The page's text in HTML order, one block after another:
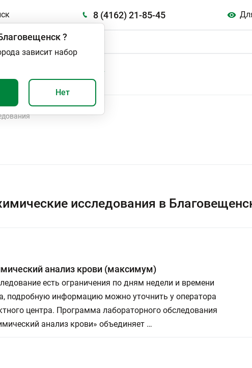
8 (4162) 21-85-45
?
зависит набор
Нет
исследования в
анализ крови (максимум)
есть ограничения по дням недели и времени
подробную информацию можно уточнить у оператора
центра. Программа лабораторного обследования
анализ крови» объединяет …